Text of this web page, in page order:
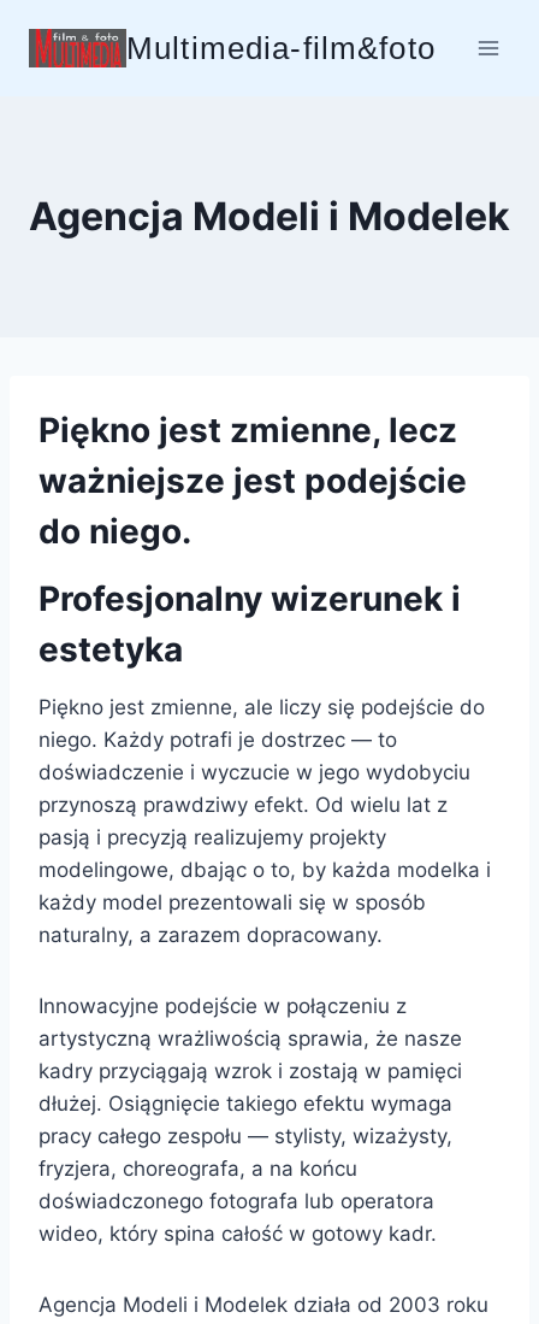
Multimedia-film&foto
Agencja Modeli i Modelek
Piękno jest zmienne, lecz
ważniejsze jest podejście
do niego.
Profesjonalny wizerunek i
estetyka
Piękno jest zmienne, ale liczy się podejście do
niego. Każdy potrafi je dostrzec — to
doświadczenie i wyczucie w jego wydobyciu
przynoszą prawdziwy efekt. Od wielu lat z
pasją i precyzją realizujemy projekty
modelingowe, dbając o to, by każda modelka i
każdy model prezentowali się w sposób
naturalny, a zarazem dopracowany.
Innowacyjne podejście w połączeniu z
artystyczną wrażliwością sprawia, że nasze
kadry przyciągają wzrok i zostają w pamięci
dłużej. Osiągnięcie takiego efektu wymaga
pracy całego zespołu — stylisty, wizażysty,
fryzjera, choreografa, a na końcu
doświadczonego fotografa lub operatora
wideo, który spina całość w gotowy kadr.
Agencja Modeli i Modelek działa od 2003 roku